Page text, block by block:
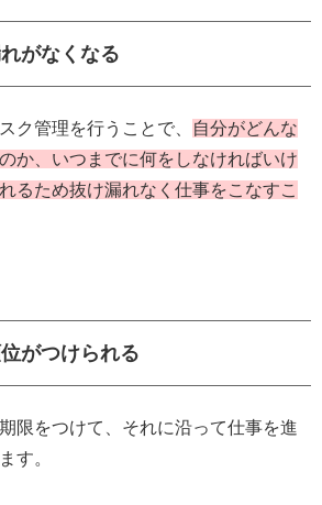
がなくなる
ク管理を行うことで、
自分がどんな
か、いつまでに何をしなければいけ
るため抜け漏れなく仕事をこなすこ
がつけられる
限をつけて、それに沿って仕事を進
す。